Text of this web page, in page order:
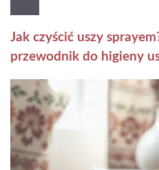
Jak czyścić uszy
przewodnik do higieny